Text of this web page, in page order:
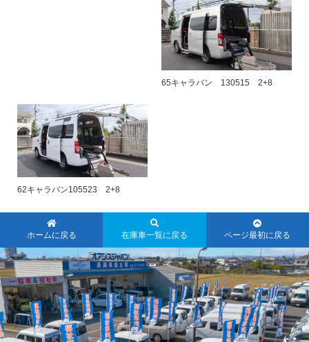
65キャラバン 130515 2+8
62キャラバン105523 2+8
ホームに戻る 在庫車一覧に戻る ページ最初に戻る